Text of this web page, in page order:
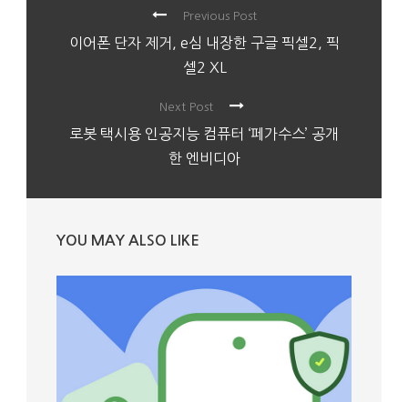
Previous Post
이어폰 단자 제거, e심 내장한 구글 픽셀2, 픽
셀2 XL
Next Post
로봇 택시용 인공지능 컴퓨터 ‘페가수스’ 공개
한 엔비디아
YOU MAY ALSO LIKE